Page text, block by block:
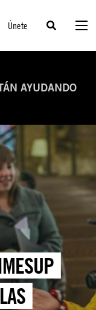
Únete
AYUDANDO